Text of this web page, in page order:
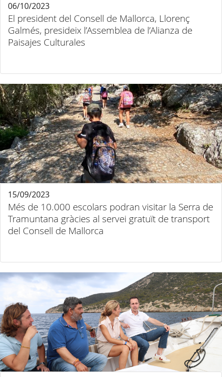
El president del Consell de Mallorca, Llorenç
Galmés, presideix l’Assemblea de l’Alianza de
Paisajes Culturales
06/10/2023
Més de 10.000 escolars podran visitar la Serra de
Tramuntana gràcies al servei gratuït de transport
del Consell de Mallorca
15/09/2023